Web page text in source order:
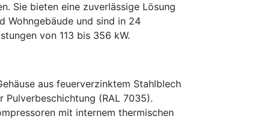
Sie bieten eine zuverlässige Lösung
Wohngebäude und sind in 24
von 113 bis 356 kW.
aus feuerverzinktem Stahlblech
(RAL 7035).
mit internem thermischen